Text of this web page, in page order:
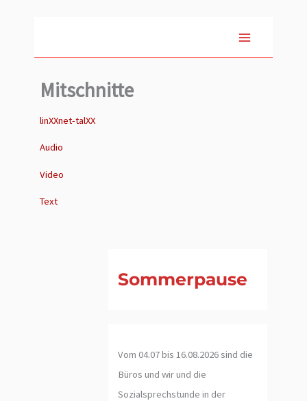
springen
Mitschnitte
linXXnet-talXX
Audio
Video
Text
Sommerpause
Vom 04.07 bis 16.08.2026 sind die
Büros und wir und die
Sozialsprechstunde in der